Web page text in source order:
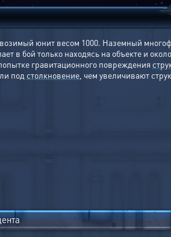
юнит весом 1000. Наземный
в бой только находясь на объекте и
гравитационного повреждения
под столкновение , чем увеличивают